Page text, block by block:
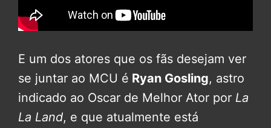
E um dos atores que os fãs desejam ver
se juntar ao MCU é Ryan Gosling, astro
indicado ao Oscar de Melhor Ator por La
La Land, e que atualmente está